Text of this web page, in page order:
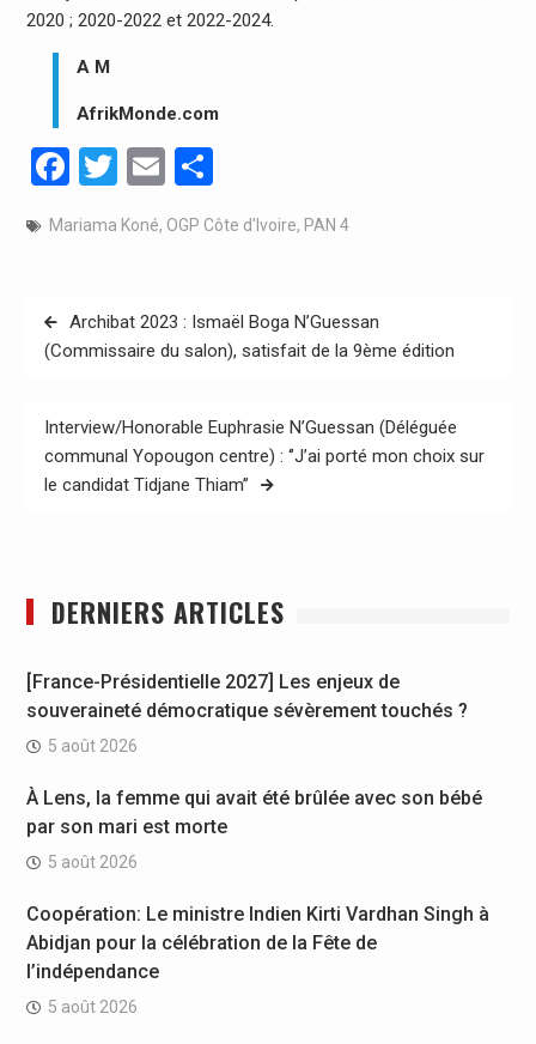
2020 ; 2020-2022 et 2022-2024.
A M
AfrikMonde.com
Facebook
Twitter
EmailPartager
Mariama Koné, OGP Côte d'Ivoire, PAN 4
Navigation
de
Archibat 2023 : Ismaël Boga N’Guessan
(Commissaire du salon), satisfait de la 9ème édition
Interview/Honorable Euphrasie N’Guessan (Déléguée
communal Yopougon centre) : ‘’J’ai porté mon choix sur
le candidat Tidjane Thiam’’
DERNIERS ARTICLES
[France-Présidentielle 2027] Les enjeux de
souveraineté démocratique sévèrement touchés ?
5 août 2026
À Lens, la femme qui avait été brûlée avec son bébé
par son mari est morte
5 août 2026
Coopération: Le ministre Indien Kirti Vardhan Singh à
Abidjan pour la célébration de la Fête de
l’indépendance
5 août 2026